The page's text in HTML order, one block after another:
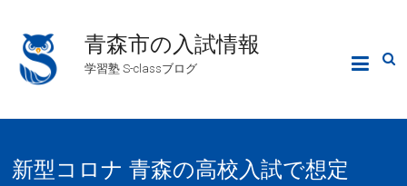
青森市の入試情報
学習塾 S-classブログ
新型コロナ 青森の高校入試で想定